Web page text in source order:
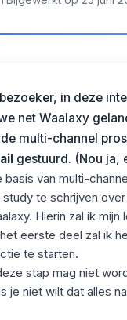
in deze
net Waalaxy
multi-channel
gestuurd. (Nou ja,
van multi-
te schrijven
Hierin zal ik mijn
eerste deel zal ik
te starten.
stap mag niet
je niet wilt dat alles